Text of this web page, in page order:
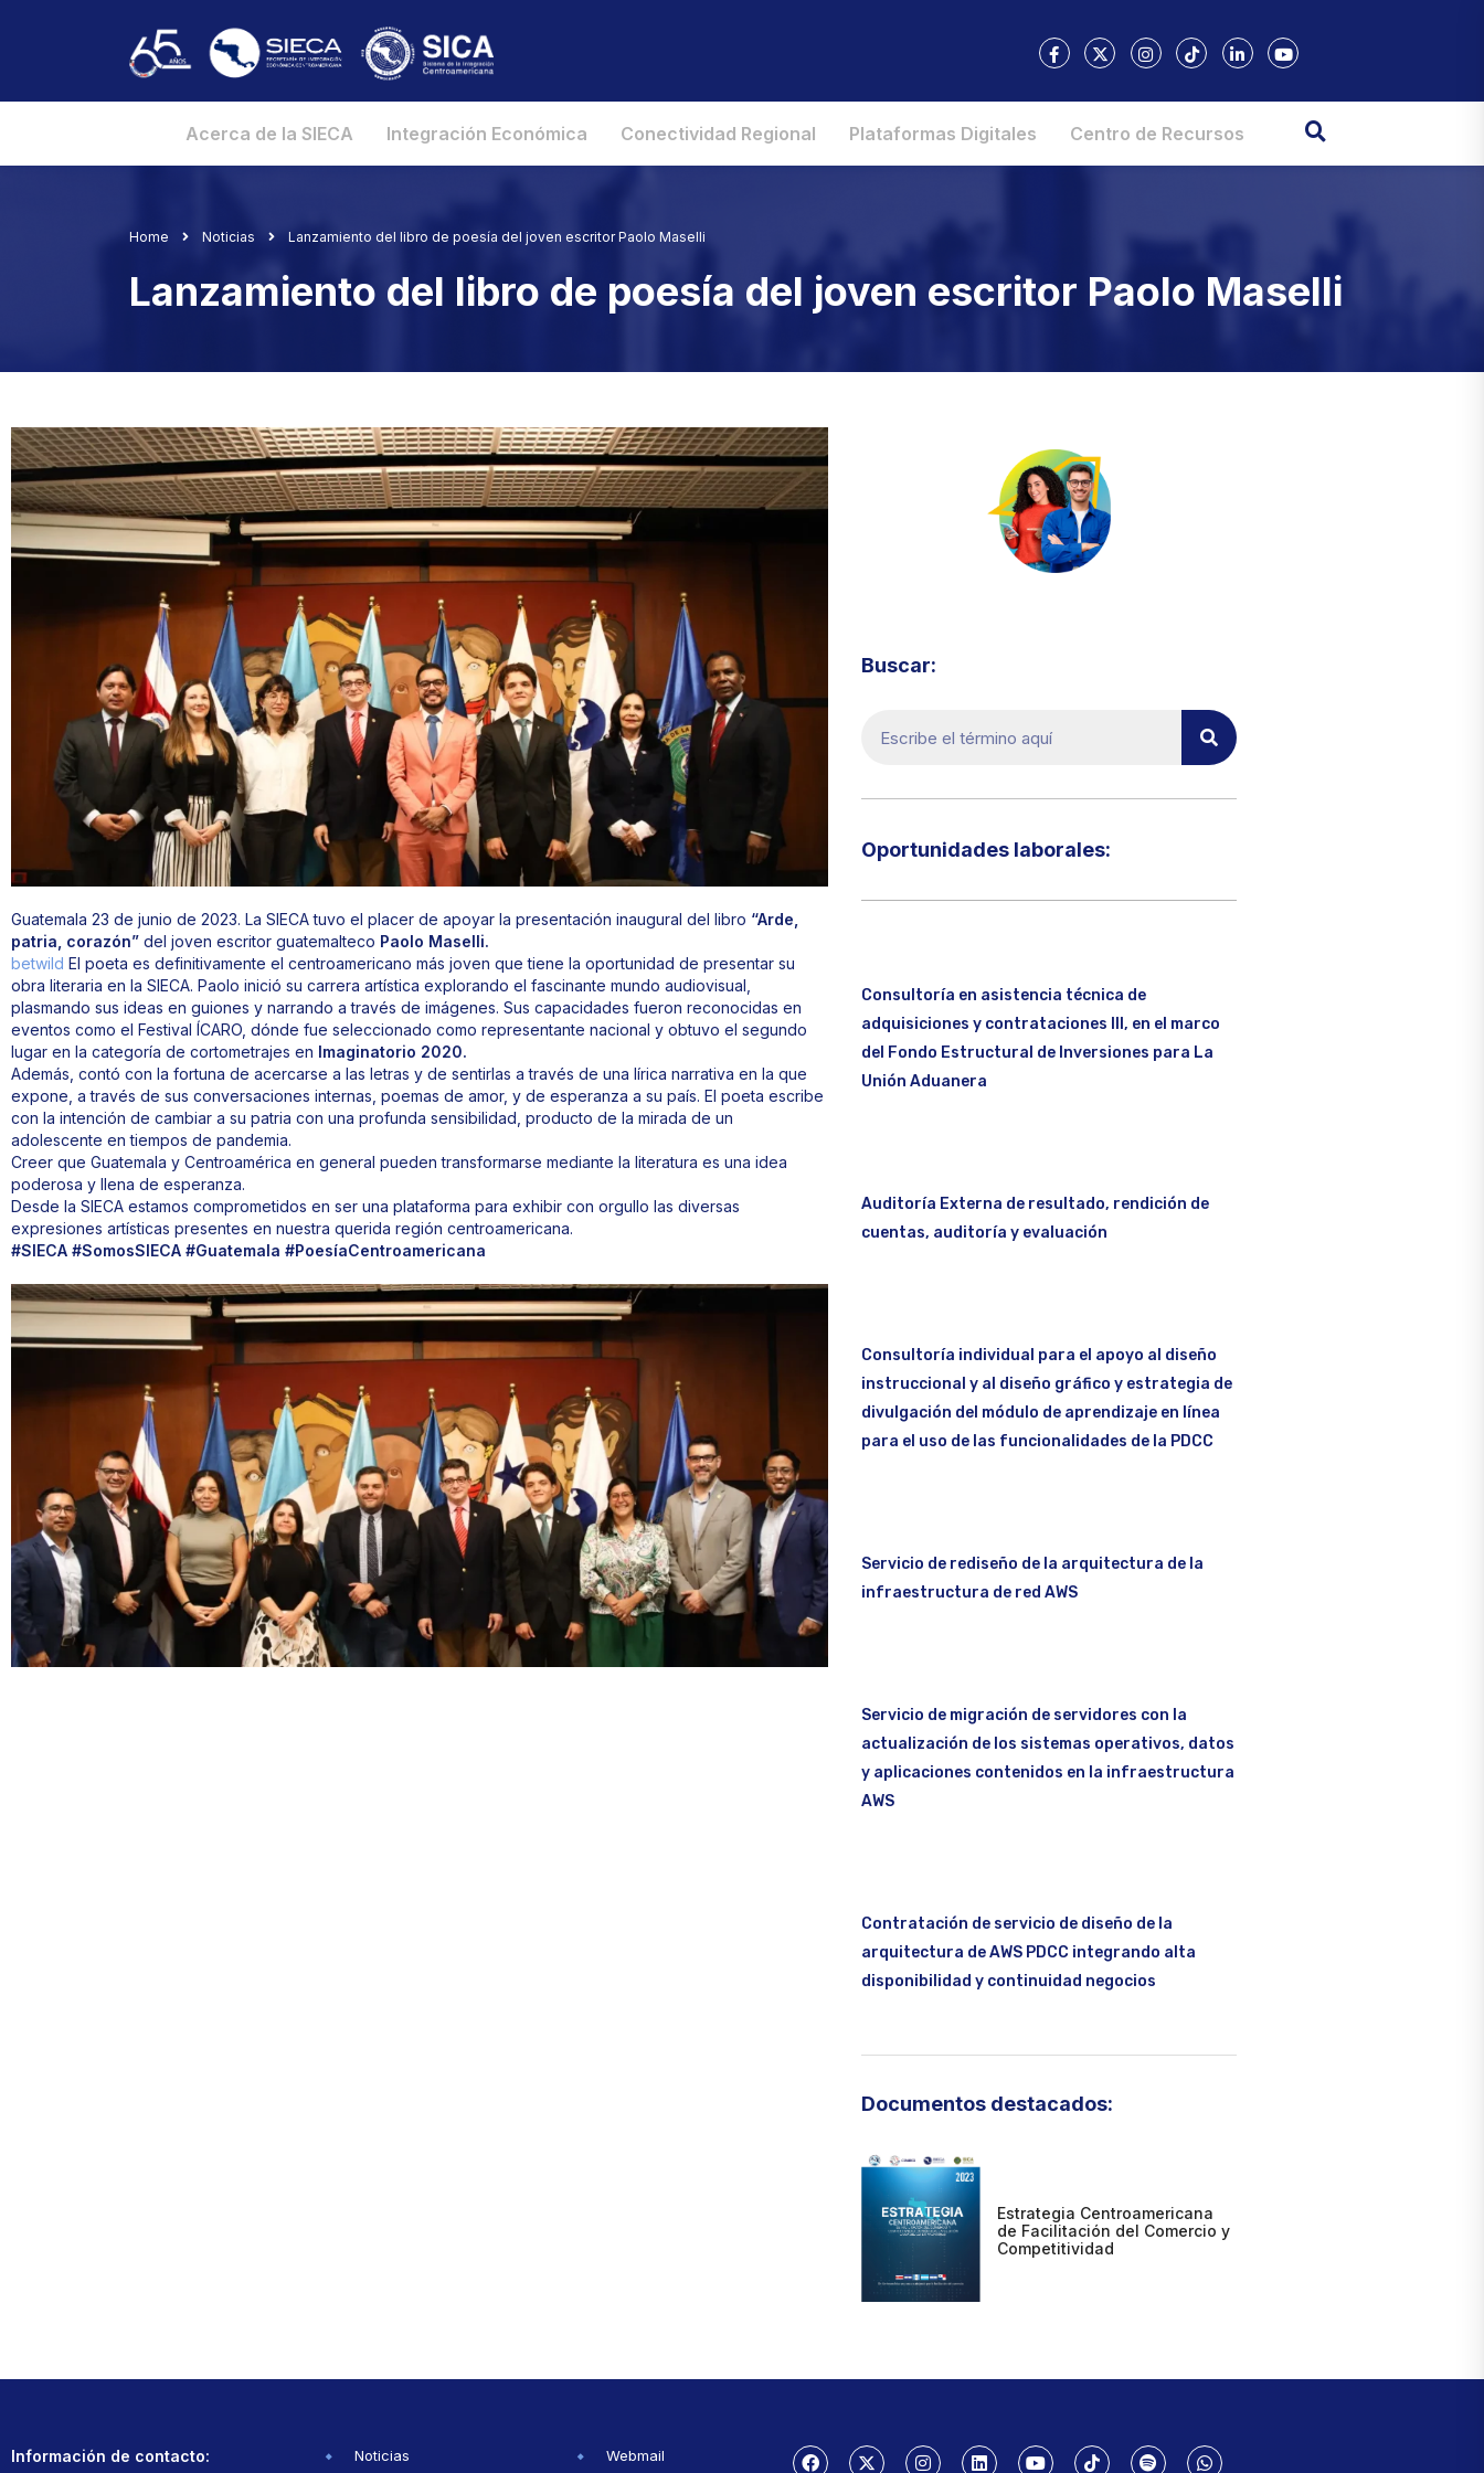
Acerca de la SIECA Integración Económica Conectividad Regional Plataformas Digitales Centro de Recursos
Home Noticias Lanzamiento del libro de poesía del joven escritor Paolo Maselli
Lanzamiento del libro de poesía del joven escritor Paolo Maselli
Guatemala 23 de junio de 2023. La SIECA tuvo el placer de apoyar la presentación inaugural del libro “Arde,
patria, corazón” del joven escritor guatemalteco Paolo Maselli.
betwild El poeta es definitivamente el centroamericano más joven que tiene la oportunidad de presentar su
obra literaria en la SIECA. Paolo inició su carrera artística explorando el fascinante mundo audiovisual,
plasmando sus ideas en guiones y narrando a través de imágenes. Sus capacidades fueron reconocidas en
eventos como el Festival ÍCARO, dónde fue seleccionado como representante nacional y obtuvo el segundo
lugar en la categoría de cortometrajes en Imaginatorio 2020.
Además, contó con la fortuna de acercarse a las letras y de sentirlas a través de una lírica narrativa en la que
expone, a través de sus conversaciones internas, poemas de amor, y de esperanza a su país. El poeta escribe
con la intención de cambiar a su patria con una profunda sensibilidad, producto de la mirada de un
adolescente en tiempos de pandemia.
Creer que Guatemala y Centroamérica en general pueden transformarse mediante la literatura es una idea
poderosa y llena de esperanza.
Desde la SIECA estamos comprometidos en ser una plataforma para exhibir con orgullo las diversas
expresiones artísticas presentes en nuestra querida región centroamericana.
#SIECA #SomosSIECA #Guatemala #PoesíaCentroamericana
Buscar:
Oportunidades laborales:​
Consultoría en asistencia técnica de
adquisiciones y contrataciones III, en el marco
del Fondo Estructural de Inversiones para La
Unión Aduanera
Auditoría Externa de resultado, rendición de
cuentas, auditoría y evaluación
Consultoría individual para el apoyo al diseño
instruccional y al diseño gráfico y estrategia de
divulgación del módulo de aprendizaje en línea
para el uso de las funcionalidades de la PDCC
Servicio de rediseño de la arquitectura de la
infraestructura de red AWS
Servicio de migración de servidores con la
actualización de los sistemas operativos, datos
y aplicaciones contenidos en la infraestructura
AWS
Contratación de servicio de diseño de la
arquitectura de AWS PDCC integrando alta
disponibilidad y continuidad negocios
Documentos destacados:
Estrategia Centroamericana
de Facilitación del Comercio y
Competitividad
Información de contacto: Noticias Webmail